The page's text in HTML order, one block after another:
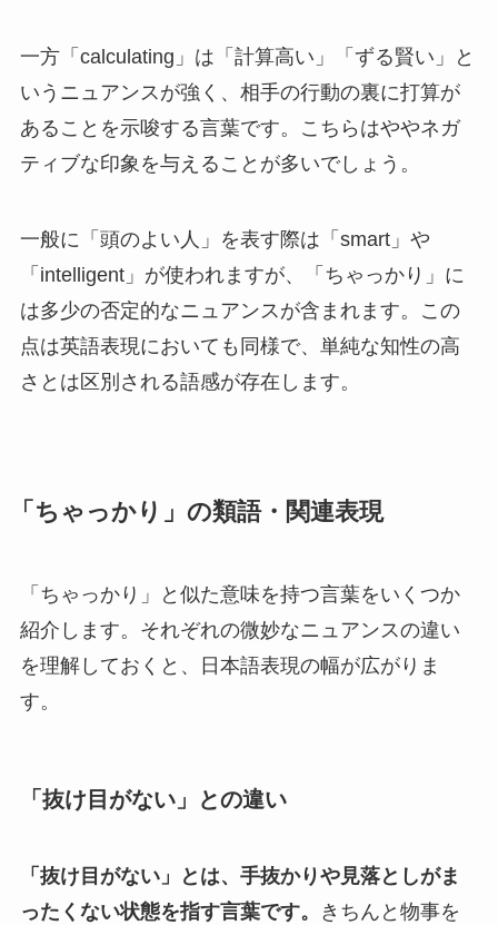
一方「calculating」は「計算高い」「ずる賢い」と
いうニュアンスが強く、相手の行動の裏に打算が
あることを示唆する言葉です。こちらはややネガ
ティブな印象を与えることが多いでしょう。
一般に「頭のよい人」を表す際は「smart」や
「intelligent」が使われますが、「ちゃっかり」に
は多少の否定的なニュアンスが含まれます。この
点は英語表現においても同様で、単純な知性の高
さとは区別される語感が存在します。
「ちゃっかり」の類語・関連表現
「ちゃっかり」と似た意味を持つ言葉をいくつか
紹介します。それぞれの微妙なニュアンスの違い
を理解しておくと、日本語表現の幅が広がりま
す。
「抜け目がない」との違い
「抜け目がない」とは、手抜かりや見落としがま
ったくない状態を指す言葉です。
きちんと物事を